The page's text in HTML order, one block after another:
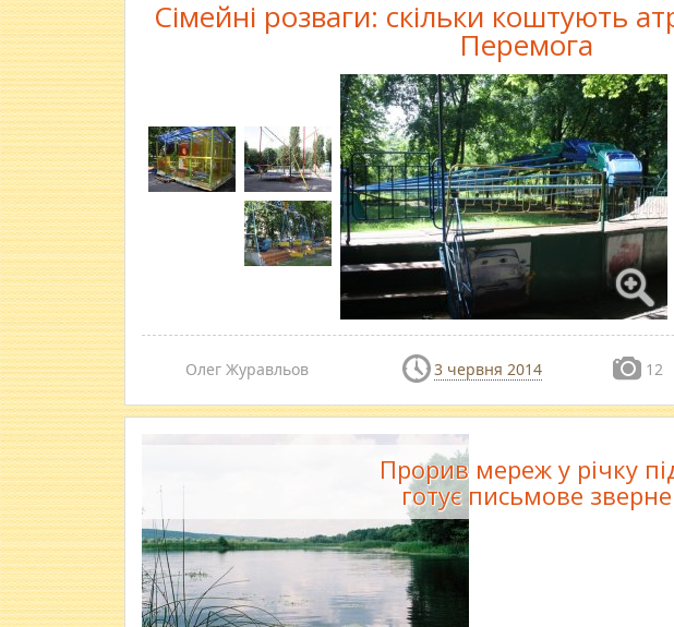
Сімейні розваги: скільки коштують
Перемога
Олег Журавльов 3 червня 2014 12
Прорив мереж у річку
готує письмове